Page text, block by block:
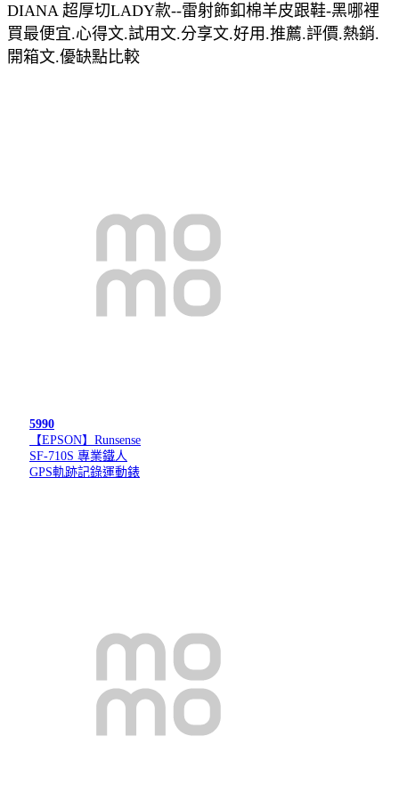
DIANA 超厚切LADY款--雷射飾釦棉羊皮跟鞋-黑哪裡
買最便宜.心得文.試用文.分享文.好用.推薦.評價.熱銷.
開箱文.優缺點比較
5990
【EPSON】Runsense
SF-710S 專業鐵人
GPS軌跡記錄運動錶